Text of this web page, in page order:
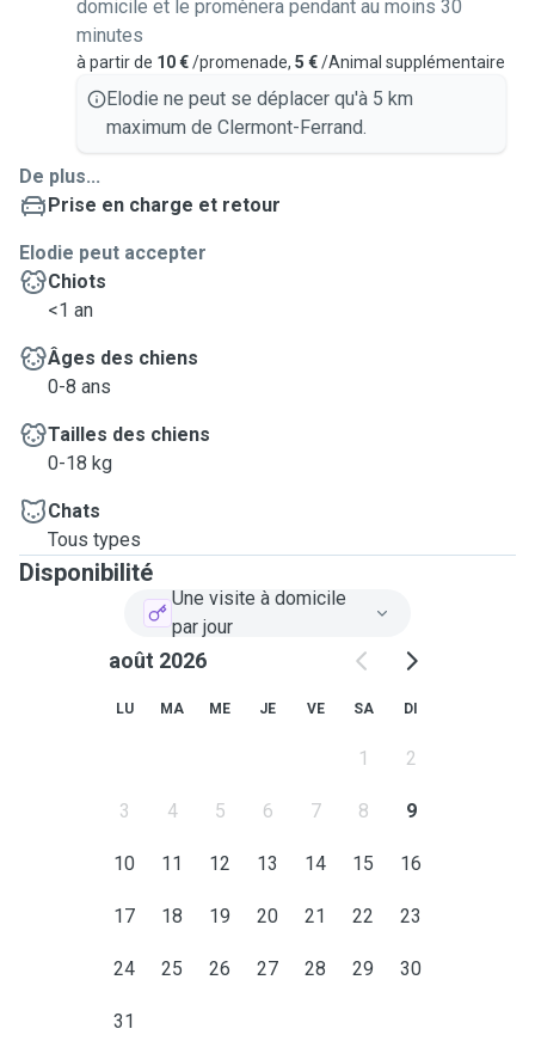
domicile et le promènera pendant au moins 30
minutes
à partir de 10 €/promenade, 5 €/Animal supplémentaire
Elodie ne peut se déplacer qu'à 5 km
maximum de Clermont-Ferrand.
De plus...
Prise en charge et retour
Elodie peut accepter
Chiots
<1 an
Âges des chiens
0-8 ans
Tailles des chiens
0-18 kg
Chats
Tous types
Disponibilité
Une visite à domicile
par jour
août 2026
LU MA ME JE VE SA DI
1 2
3 4 5 6 7 8 9
10 11 12 13 14 15 16
17 18 19 20 21 22 23
24 25 26 27 28 29 30
31